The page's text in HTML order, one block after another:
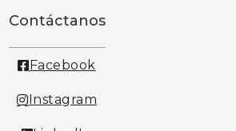
Contáctanos
Facebook
Instagram